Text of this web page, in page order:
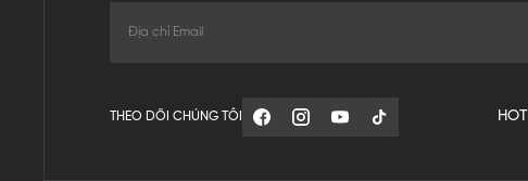
THEO DÕI CHÚNG TÔI